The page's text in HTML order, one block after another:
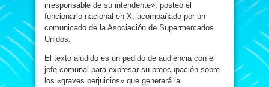
irresponsable de su intendente», posteó el
funcionario nacional en X, acompañado por un
comunicado de la Asociación de Supermercados
Unidos.
El texto aludido es un pedido de audiencia con el
jefe comunal para expresar su preocupación sobre
los «graves perjuicios» que generará la